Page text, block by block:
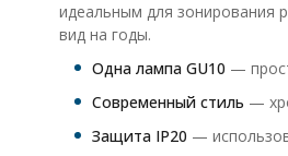
идеальным для зонирования
вид на годы.
Одна лампа GU10 —
Современный стиль —
Защита IP20 —